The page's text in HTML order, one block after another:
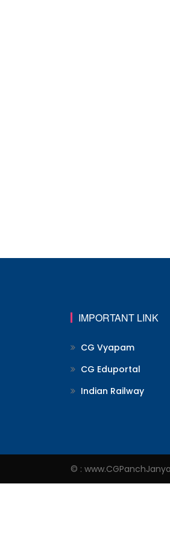
IMPORTANT LINK
CG Vyapam
CG Eduportal
Indian Railway
© :